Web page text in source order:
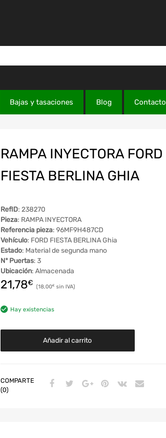
Bajas y tasaciones Blog Contacto
RAMPA INYECTORA FORD
FIESTA BERLINA GHIA
RefID: 238270
Pieza: RAMPA INYECTORA
Referencia pieza: 96MF9H487CD
Vehículo: FORD FIESTA BERLINA Ghia
Estado: Material de segunda mano
Nº Puertas: 3
Ubicación: Almacenada
21,78€ 18,00€
Hay existencias
Añadir al carrito
COMPARTE
(0)